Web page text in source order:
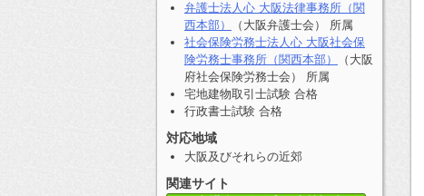
弁護士法人心 大阪法律事務所（関
西本部）
（大阪弁護士会） 所属
社会保険労務士法人心 大阪社会保
険労務士事務所（関西本部）
（大阪
府社会保険労務士会） 所属
宅地建物取引士試験 合格
行政書士試験 合格
対応地域
大阪及びそれらの近郊
関連サイト